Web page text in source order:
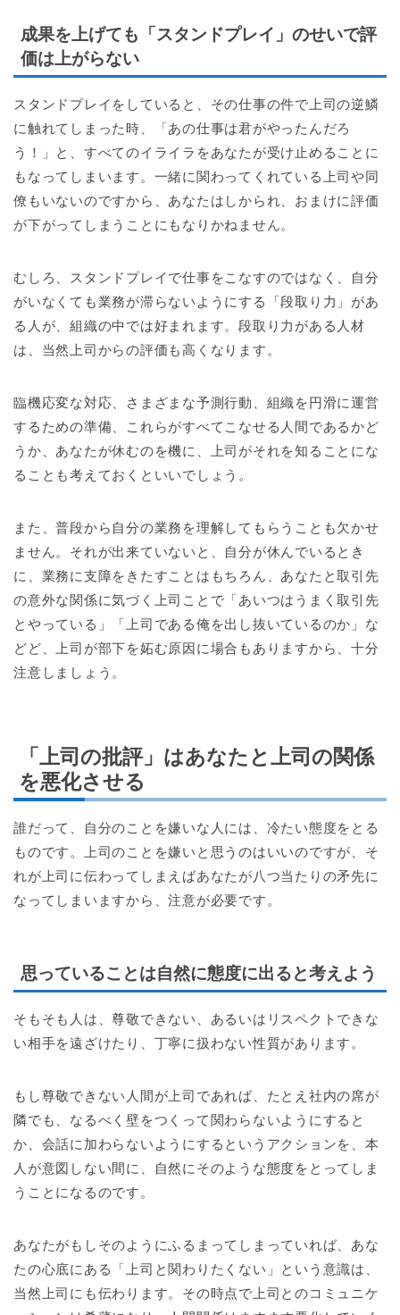
成果を上げても「スタンドプレイ」のせいで評
価は上がらない
スタンドプレイをしていると、その仕事の件で上司の逆鱗
に触れてしまった時、「あの仕事は君がやったんだろ
う！」と、すべてのイライラをあなたが受け止めることに
もなってしまいます。一緒に関わってくれている上司や同
僚もいないのですから、あなたはしかられ、おまけに評価
が下がってしまうことにもなりかねません。
むしろ、スタンドプレイで仕事をこなすのではなく、自分
がいなくても業務が滞らないようにする「段取り力」があ
る人が、組織の中では好まれます。段取り力がある人材
は、当然上司からの評価も高くなります。
臨機応変な対応、さまざまな予測行動、組織を円滑に運営
するための準備、これらがすべてこなせる人間であるかど
うか、あなたが休むのを機に、上司がそれを知ることにな
ることも考えておくといいでしょう。
また、普段から自分の業務を理解してもらうことも欠かせ
ません。それが出来ていないと、自分が休んでいるとき
に、業務に支障をきたすことはもちろん、あなたと取引先
の意外な関係に気づく上司ことで「あいつはうまく取引先
とやっている」「上司である俺を出し抜いているのか」な
どど、上司が部下を妬む原因に場合もありますから、十分
注意しましょう。
「上司の批評」はあなたと上司の関係
を悪化させる
誰だって、自分のことを嫌いな人には、冷たい態度をとる
ものです。上司のことを嫌いと思うのはいいのですが、そ
れが上司に伝わってしまえばあなたが八つ当たりの矛先に
なってしまいますから、注意が必要です。
思っていることは自然に態度に出ると考えよう
そもそも人は、尊敬できない、あるいはリスペクトできな
い相手を遠ざけたり、丁寧に扱わない性質があります。
もし尊敬できない人間が上司であれば、たとえ社内の席が
隣でも、なるべく壁をつくって関わらないようにすると
か、会話に加わらないようにするというアクションを、本
人が意図しない間に、自然にそのような態度をとってしま
うことになるのです。
あなたがもしそのようにふるまってしまっていれば、あな
たの心底にある「上司と関わりたくない」という意識は、
当然上司にも伝わります。その時点で上司とのコミュニケ